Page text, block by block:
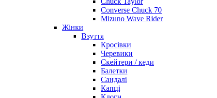
Converse Chuck 70
Mizuno Wave Rider
Жінки
Взуття
Кросівки
Черевики
Скейтери / кеди
Балетки
Сандалі
Капці